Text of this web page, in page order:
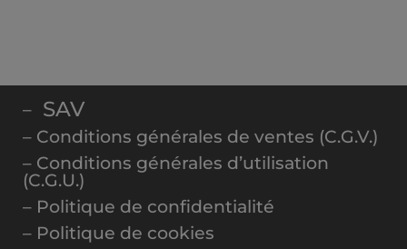
– SAV
– Conditions générales de ventes (C.G.V.)
– Conditions générales d’utilisation
(C.G.U.)
– Politique de confidentialité
– Politique de cookies